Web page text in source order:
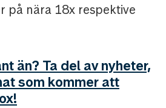
på nära 18x respektive
än? Ta del av nyheter,
som kommer att